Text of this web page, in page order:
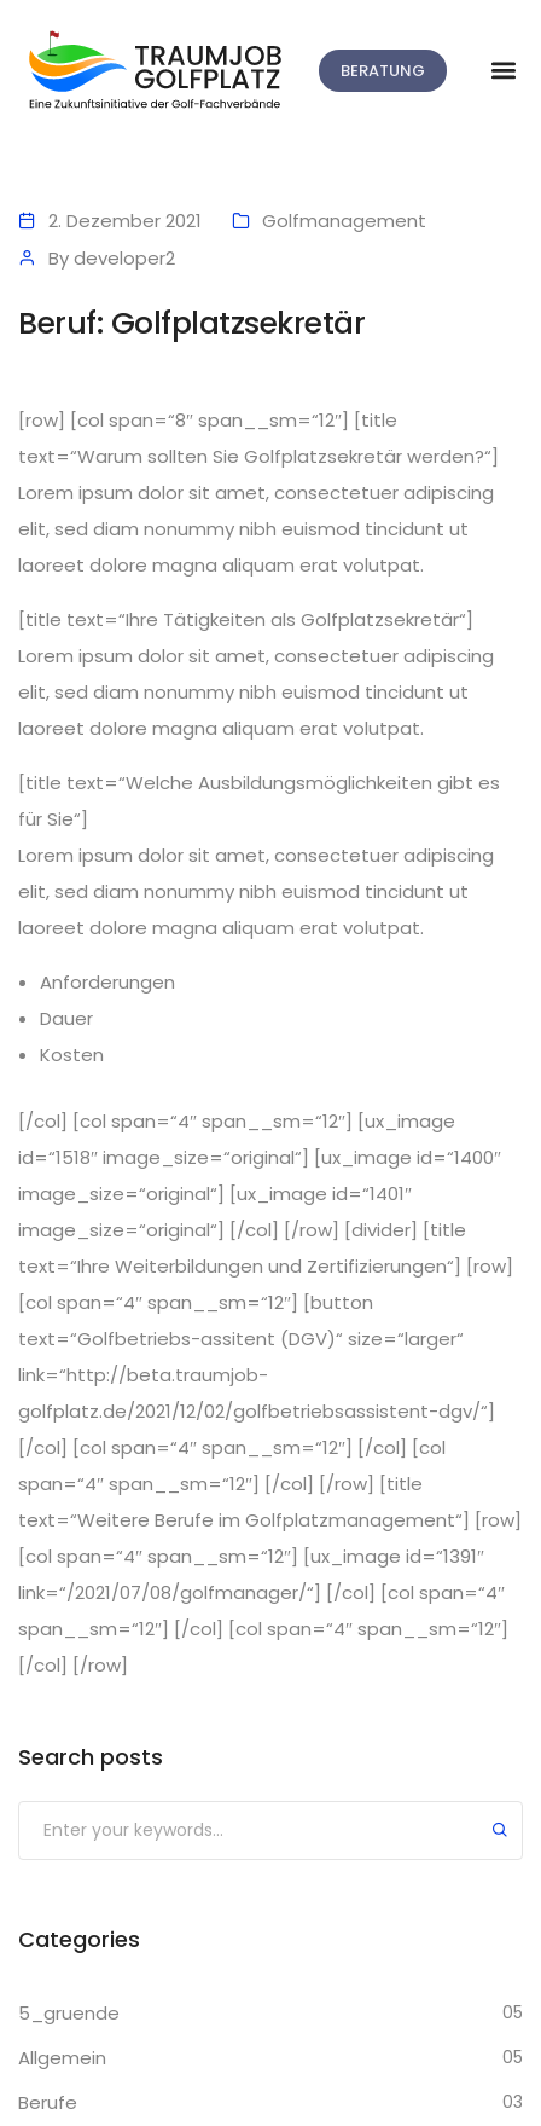
BERATUNG
2. Dezember 2021
Golfmanagement
Bydeveloper2
Beruf: Golfplatzsekretär
[row] [col span=“8″ span__sm=“12″] [title
text=“Warum sollten Sie Golfplatzsekretär werden?“]
Lorem ipsum dolor sit amet, consectetuer adipiscing
elit, sed diam nonummy nibh euismod tincidunt ut
laoreet dolore magna aliquam erat volutpat.
[title text=“Ihre Tätigkeiten als Golfplatzsekretär“]
Lorem ipsum dolor sit amet, consectetuer adipiscing
elit, sed diam nonummy nibh euismod tincidunt ut
laoreet dolore magna aliquam erat volutpat.
[title text=“Welche Ausbildungsmöglichkeiten gibt es
für Sie“]
Lorem ipsum dolor sit amet, consectetuer adipiscing
elit, sed diam nonummy nibh euismod tincidunt ut
laoreet dolore magna aliquam erat volutpat.
Anforderungen
Dauer
Kosten
[/col] [col span=“4″ span__sm=“12″] [ux_image
id=“1518″ image_size=“original“] [ux_image id=“1400″
image_size=“original“] [ux_image id=“1401″
image_size=“original“] [/col] [/row] [divider] [title
text=“Ihre Weiterbildungen und Zertifizierungen“] [row]
[col span=“4″ span__sm=“12″] [button
text=“Golfbetriebs-assitent (DGV)“ size=“larger“
link=“http://beta.traumjob-
golfplatz.de/2021/12/02/golfbetriebsassistent-dgv/“]
[/col] [col span=“4″ span__sm=“12″] [/col] [col
span=“4″ span__sm=“12″] [/col] [/row] [title
text=“Weitere Berufe im Golfplatzmanagement“] [row]
[col span=“4″ span__sm=“12″] [ux_image id=“1391″
link=“/2021/07/08/golfmanager/“] [/col] [col span=“4″
span__sm=“12″] [/col] [col span=“4″ span__sm=“12″]
[/col] [/row]
Search posts
Categories
5_gruende 05
Allgemein 05
Berufe 03